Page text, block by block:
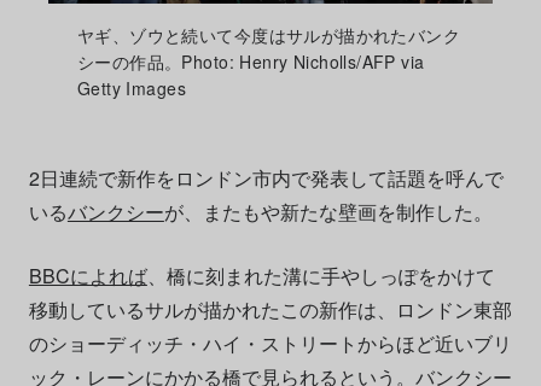
ヤギ、ゾウと続いて今度はサルが描かれたバンク
シーの作品。Photo: Henry Nicholls/AFP via
Getty Images
2日連続で新作をロンドン市内で発表して話題を呼んで
いるバンクシーが、またもや新たな壁画を制作した。
BBCによれば、橋に刻まれた溝に手やしっぽをかけて
移動しているサルが描かれたこの新作は、ロンドン東部
のショーディッチ・ハイ・ストリートからほど近いブリ
ック・レーンにかかる橋で見られるという。バンクシー